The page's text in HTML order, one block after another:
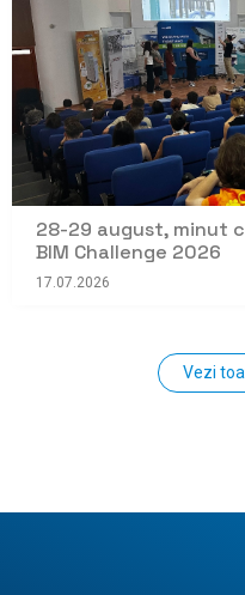
28-29 august, minut
BIM Challenge 2026
17.07.2026
Vezi